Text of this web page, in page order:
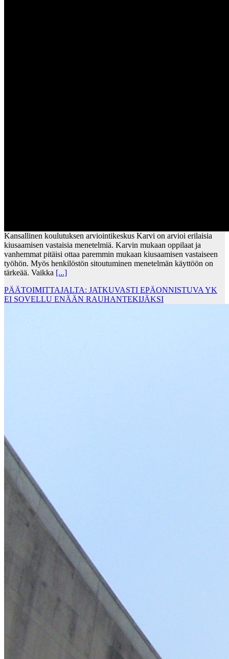
Kansallinen koulutuksen arviointikeskus Karvi on arvioi erilaisia
kiusaamisen vastaisia menetelmiä. Karvin mukaan oppilaat ja
vanhemmat pitäisi ottaa paremmin mukaan kiusaamisen vastaiseen
työhön. Myös henkilöstön sitoutuminen menetelmän käyttöön on
tärkeää. Vaikka [...]
PÄÄTOIMITTAJALTA: JATKUVASTI EPÄONNISTUVA YK
EI SOVELLU ENÄÄN RAUHANTEKIJÄKSI